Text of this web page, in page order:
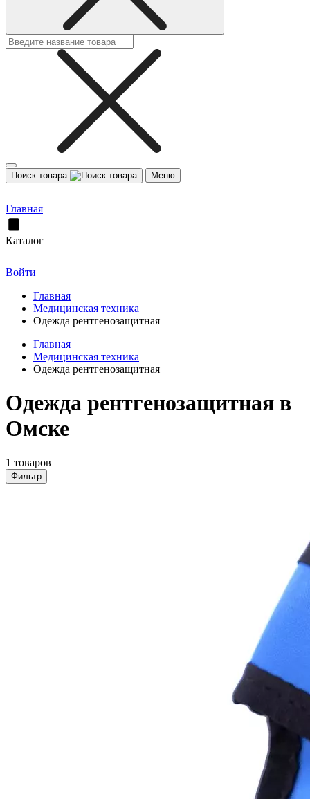
Поиск товара Меню
Главная
Каталог
Войти
Главная
Медицинская техника
Одежда рентгенозащитная
Главная
Медицинская техника
Одежда рентгенозащитная
Одежда рентгенозащитная в
Омске
1 товаров
Фильтр